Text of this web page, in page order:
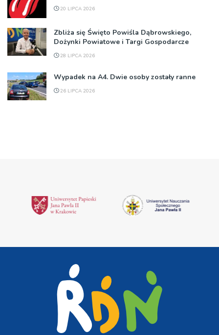
20 LIPCA 2026
Zbliża się Święto Powiśla Dąbrowskiego,
Dożynki Powiatowe i Targi Gospodarcze
28 LIPCA 2026
Wypadek na A4. Dwie osoby zostały ranne
26 LIPCA 2026